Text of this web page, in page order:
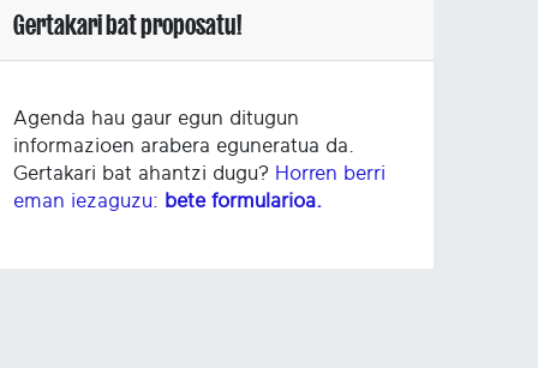
Gertakari bat proposatu!
Agenda hau gaur egun ditugun
informazioen arabera eguneratua da.
Gertakari bat ahantzi dugu? Horren berri
eman iezaguzu: bete formularioa.